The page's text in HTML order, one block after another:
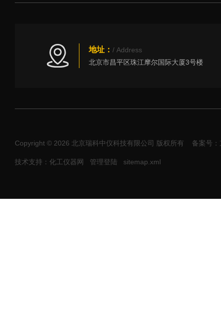
地址： / Address
北京市昌平区珠江摩尔国际大厦3号楼
Copyright © 2026 北京瑞科中仪科技有限公司 版权所有 备案号
技术支持：化工仪器网 管理登陆 sitemap.xml